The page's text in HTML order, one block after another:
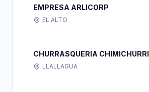
EMPRESA ARLICORP
EL ALTO
CHURRASQUERIA CHIMICHURRI
LLALLAGUA